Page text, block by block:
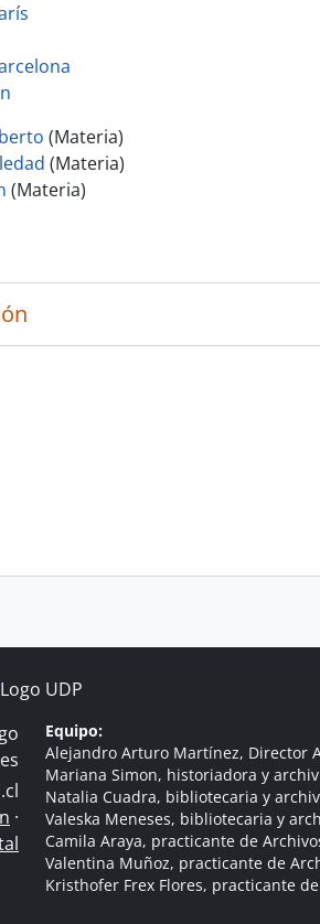
(Materia)
(Materia)
(Materia)
·
Equipo:
Alejandro Arturo Martínez, Director
Mariana Simon, historiadora y
Natalia Cuadra, bibliotecaria y
Valeska Meneses, bibliotecaria y
Camila Araya, practicante de
Valentina Muñoz, practicante de
Kristhofer Frex Flores, practicante